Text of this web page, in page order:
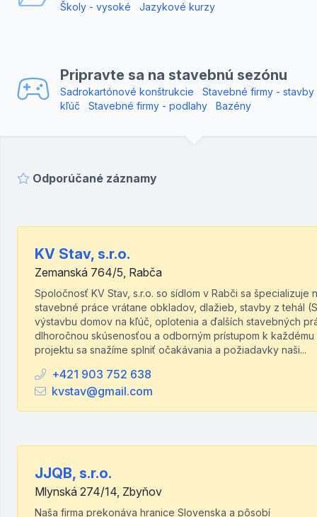
Školy - vysoké Jazykové kurzy
Pripravte sa na stavebnú sezónu
Sadrokartónové konštrukcie
Stavebné firmy - stavby
kľúč
Stavebné firmy - podlahy Bazény
Odporúčané záznamy
KV Stav, s.r.o.
Zemanská 764/5, Rabča
Spoločnosť KV Stav, s.r.o. so sídlom v Rabči sa špecializuje
stavebné práce vrátane obkladov, dlažieb, stavby z tehál
výstavbu domov na kľúč, oplotenia a ďalších stavebných
dlhoročnou skúsenosťou a odborným prístupom k každému
projektu sa snažíme splniť očakávania a požiadavky naši...
+421 903 752 638
kvstav@gmail.com
JJQB, s.r.o.
Mlynská 274/14, Zbyňov
Naša firma prekonáva hranice Slovenska a pôsobí